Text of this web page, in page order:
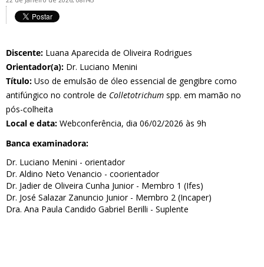
Discente: Luana Aparecida de Oliveira Rodrigues
Orientador(a): Dr. Luciano Menini
Título: Uso de emulsão de óleo essencial de gengibre como
antifúngico no controle de Colletotrichum spp. em mamão no
pós-colheita
Local e data: Webconferência, dia 06/02/2026 às 9h
Banca examinadora:
Dr. Luciano Menini - orientador
Dr. Aldino Neto Venancio - coorientador
Dr. Jadier de Oliveira Cunha Junior - Membro 1 (Ifes)
Dr. José Salazar Zanuncio Junior - Membro 2 (Incaper)
Dra. Ana Paula Candido Gabriel Berilli - Suplente